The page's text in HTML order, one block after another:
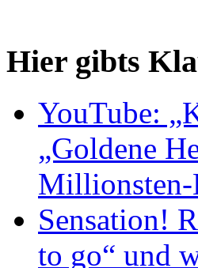
Hier gibts
YouTube:
„Goldene
Sensation!
to go“ und